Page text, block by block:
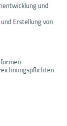
und
Erstellung von